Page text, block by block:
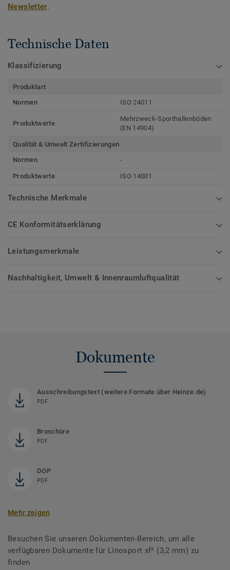
Newsletter.
Technische Daten
Klassifizierung
Produktart
Normen
ISO 24011
Produktwerte
Mehrzweck-Sporthallenböden
(EN 14904)
Qualität & Umwelt Zertifizierungen
Normen
-
Produktwerte ISO 14001
Technische Merkmale
CE Konformitätserklärung
Leistungsmerkmale
Nachhaltigkeit, Umwelt & Innenraumluftqualität
Dokumente
Ausschreibungstext (weitere Formate über Heinze.de)
PDF
Broschüre
PDF
DOP
PDF
Mehr zeigen
Besuchen Sie unseren Dokumenten-Bereich, um alle
verfügbaren Dokumente für Linosport xf² (3,2 mm) zu
finden